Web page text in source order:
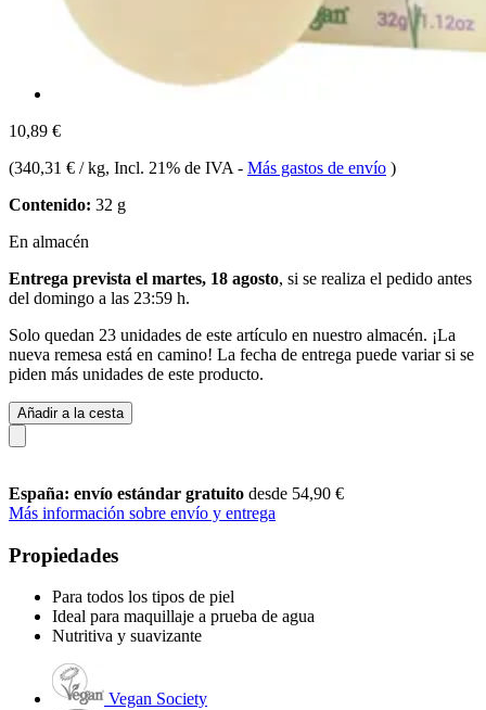
10,89 €
(340,31 € / kg, Incl. 21% de IVA - Más gastos de envío )
Contenido: 32 g
En almacén
Entrega prevista el martes, 18 agosto, si se realiza el pedido antes
del domingo a las 23:59 h.
Solo quedan 23 unidades de este artículo en nuestro almacén. ¡La
nueva remesa está en camino! La fecha de entrega puede variar si se
piden más unidades de este producto.
Añadir a la cesta
España: envío estándar gratuito desde 54,90 €
Más información sobre envío y entrega
Propiedades
Para todos los tipos de piel
Ideal para maquillaje a prueba de agua
Nutritiva y suavizante
Vegan Society